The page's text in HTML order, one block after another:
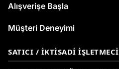
Alışverişe Başla
Müşteri Deneyimi
SATICI / İKTISADI